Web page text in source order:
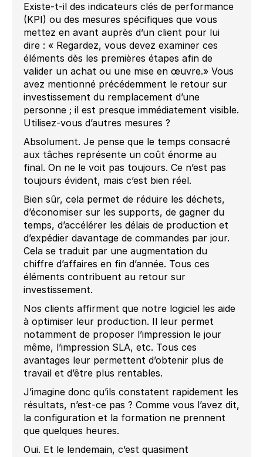
Existe-t-il des indicateurs clés de performance
(KPI) ou des mesures spécifiques que vous
mettez en avant auprès d’un client pour lui
dire : « Regardez, vous devez examiner ces
éléments dès les premières étapes afin de
valider un achat ou une mise en œuvre.» Vous
avez mentionné précédemment le retour sur
investissement du remplacement d’une
personne ; il est presque immédiatement visible.
Utilisez-vous d’autres mesures ?
Absolument. Je pense que le temps consacré
aux tâches représente un coût énorme au
final. On ne le voit pas toujours. Ce n’est pas
toujours évident, mais c’est bien réel.
Bien sûr, cela permet de réduire les déchets,
d’économiser sur les supports, de gagner du
temps, d’accélérer les délais de production et
d’expédier davantage de commandes par jour.
Cela se traduit par une augmentation du
chiffre d’affaires en fin d’année. Tous ces
éléments contribuent au retour sur
investissement.
Nos clients affirment que notre logiciel les aide
à optimiser leur production. Il leur permet
notamment de proposer l’impression le jour
même, l’impression SLA, etc. Tous ces
avantages leur permettent d’obtenir plus de
travail et d’être plus rentables.
J’imagine donc qu’ils constatent rapidement les
résultats, n’est-ce pas ? Comme vous l’avez dit,
la configuration et la formation ne prennent
que quelques heures.
Oui. Et le lendemain, c’est quasiment